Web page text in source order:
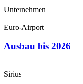
Unternehmen
Euro-Airport
Ausbau bis 2026
Sirius